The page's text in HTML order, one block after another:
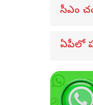
సీఎం
ఏపీలో